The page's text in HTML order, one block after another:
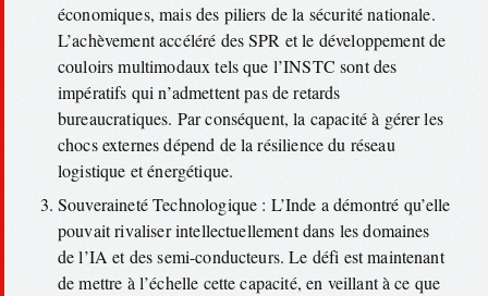
économiques, mais des piliers de la sécurité nationale.
L’achèvement accéléré des SPR et le développement de
couloirs multimodaux tels que l’INSTC sont des
impératifs qui n’admettent pas de retards
bureaucratiques. Par conséquent, la capacité à gérer les
chocs externes dépend de la résilience du réseau
logistique et énergétique.
Souveraineté Technologique : L’Inde a démontré qu’elle
pouvait rivaliser intellectuellement dans les domaines
de l’IA et des semi-conducteurs. Le défi est maintenant
de mettre à l’échelle cette capacité, en veillant à ce que